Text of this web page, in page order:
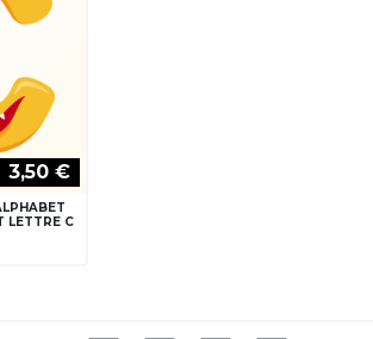
3,50 €
LETTRE C